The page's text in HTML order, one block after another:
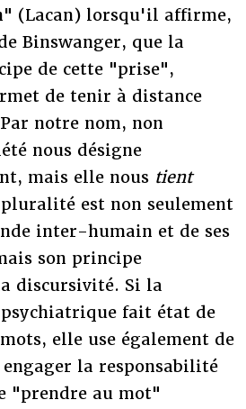
(Lacan) lorsqu'il affirme,
Binswanger, que la
de cette "prise",
de tenir à distance
notre nom, non
nous désigne
mais elle nous tient
est non seulement
inter-humain et de ses
son principe
discursivité. Si la
fait état de
elle use également de
la responsabilité
"prendre au mot"